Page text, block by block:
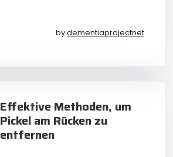
bydementiaprojectnet
Effektive Methoden, um
Pickel am Rücken zu
entfernen